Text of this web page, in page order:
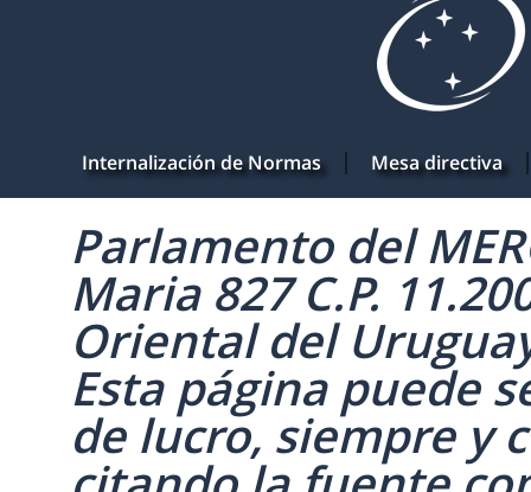
Internalización de Normas Mesa directiva
Parlamento del
Maria 827 C.P.
Oriental del
Esta página puede
de lucro, siempre y